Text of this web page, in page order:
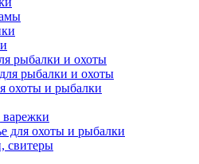
рыбалки и охоты
рыбалки и охоты
охоты и рыбалки
для охоты и рыбалки
свитеры